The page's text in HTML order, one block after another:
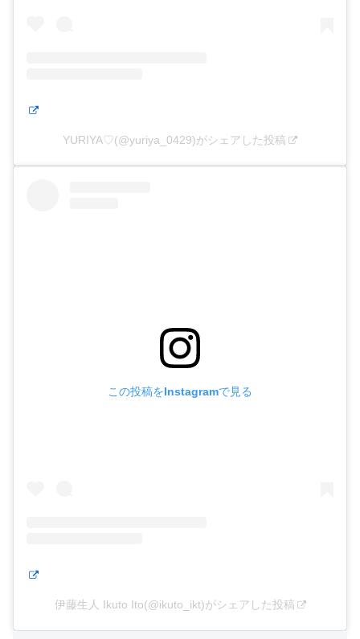
YURIYA♡(@yuriya_0429)がシェアした投稿
この投稿をInstagramで見る
伊藤生人 Ikuto Ito(@ikuto_ikt)がシェアした投稿